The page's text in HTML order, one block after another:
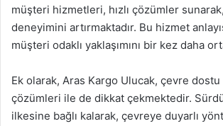
müşteri hizmetleri, hızlı çözümler sunarak,
deneyimini artırmaktadır. Bu hizmet
müşteri odaklı yaklaşımını bir kez daha
Ek olarak, Aras Kargo Ulucak, çevre dostu
çözümleri ile de dikkat çekmektedir.
ilkesine bağlı kalarak, çevreye duyarlı